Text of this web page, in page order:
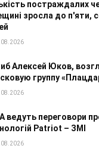
постраждалих
зросла до п'яти,
Алексей Юков,
группу
ведуть переговори
Patriot – ЗМІ